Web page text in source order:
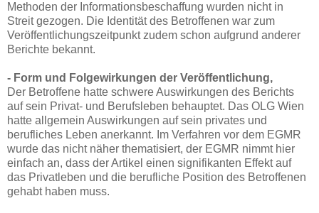
Methoden der Informationsbeschaffung wurden nicht in
Streit gezogen. Die Identität des Betroffenen war zum
Veröffentlichungszeitpunkt zudem schon aufgrund anderer
Berichte bekannt.
- Form und Folgewirkungen der Veröffentlichung,
Der Betroffene hatte schwere Auswirkungen des Berichts
auf sein Privat- und Berufsleben behauptet. Das OLG Wien
hatte allgemein Auswirkungen auf sein privates und
berufliches Leben anerkannt. Im Verfahren vor dem EGMR
wurde das nicht näher thematisiert, der EGMR nimmt hier
einfach an, dass der Artikel einen signifikanten Effekt auf
das Privatleben und die berufliche Position des Betroffenen
gehabt haben muss.